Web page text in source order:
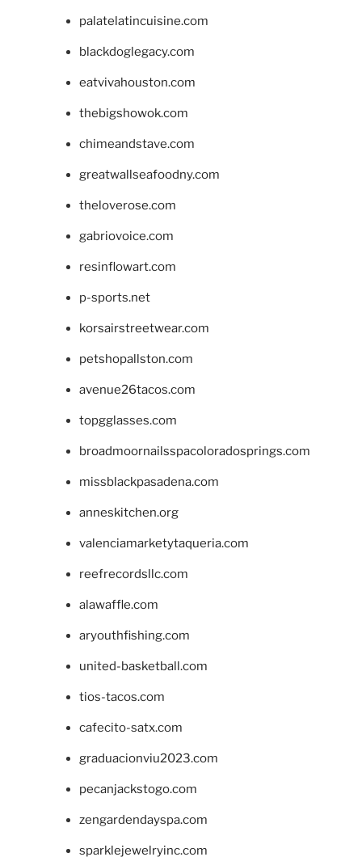
palatelatincuisine.com
blackdoglegacy.com
eatvivahouston.com
thebigshowok.com
chimeandstave.com
greatwallseafoodny.com
theloverose.com
gabriovoice.com
resinflowart.com
p-sports.net
korsairstreetwear.com
petshopallston.com
avenue26tacos.com
topgglasses.com
broadmoornailsspacoloradosprings.com
missblackpasadena.com
anneskitchen.org
valenciamarketytaqueria.com
reefrecordsllc.com
alawaffle.com
aryouthfishing.com
united-basketball.com
tios-tacos.com
cafecito-satx.com
graduacionviu2023.com
pecanjackstogo.com
zengardendayspa.com
sparklejewelryinc.com